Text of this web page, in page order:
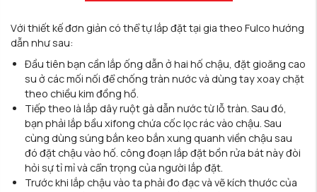
Với thiết kế đơn giản có thể tự lắp đặt tại gia theo Fulco hướng
dẫn như sau:
Đầu tiên bạn cần lắp ống dẫn ở hai hố chậu, đặt gioăng cao
su ở các mối nối để chống tràn nước và dùng tay xoay chặt
theo chiều kim đồng hồ.
Tiếp theo là lắp dây ruột gà dẫn nước từ lỗ tràn. Sau đó,
bạn phải lắp bầu xifong chứa cốc lọc rác vào chậu. Sau
cùng dùng súng bắn keo bắn xung quanh viền chậu sau
đó đặt chậu vào hố. công đoạn lắp đặt bồn rửa bát này đòi
hỏi sự tỉ mỉ và cẩn trọng của người lắp đặt.
Trước khi lắp chậu vào ta phải đo đạc và vẽ kích thước của